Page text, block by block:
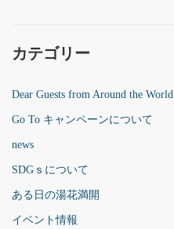
カテゴリー
Dear Guests from Around the World
Go To キャンペーンについて
news
SDGｓについて
ある日の湯花満開
イベント情報